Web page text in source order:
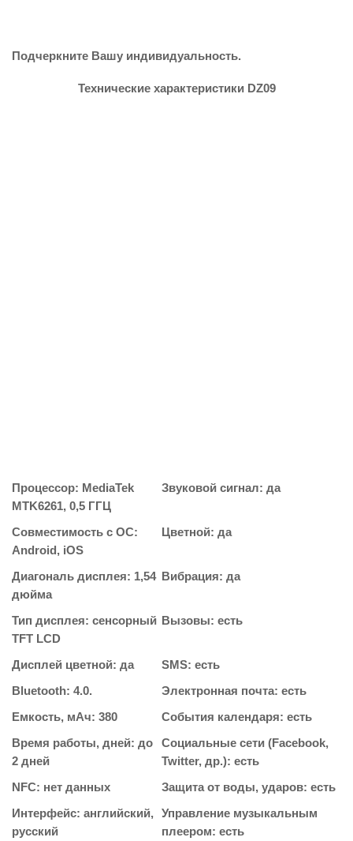
Подчеркните Вашу индивидуальность.
Технические характеристики DZ09
Процессор: MediaTek
MTK6261, 0,5 ГГЦ
Звуковой сигнал: да
Совместимость с ОС:
Android, iOS
Цветной: да
Диагональ дисплея: 1,54
дюйма
Вибрация: да
Тип дисплея: сенсорный
TFT LCD
Вызовы: есть
Дисплей цветной: да
SMS: есть
Bluetooth: 4.0.
Электронная почта: есть
Емкость, мАч: 380
События календаря: есть
Время работы, дней: до
2 дней
Социальные сети (Facebook,
Twitter, др.): есть
NFC: нет данных
Защита от воды, ударов: есть
Интерфейс: английский,
русский
Управление музыкальным
плеером: есть